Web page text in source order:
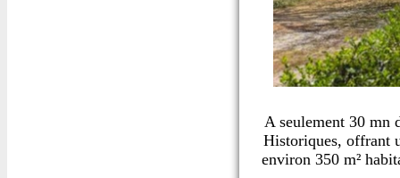
A seulement 30 mn
Historiques, offrant
environ 350 m²